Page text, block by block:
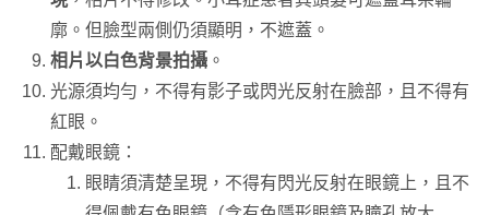
廓。但臉型兩側仍須顯明，不遮蓋。
相片以白色背景拍攝 。
光源須均勻，不得有影子或閃光反射在臉部，且不得有
紅眼。
配戴眼鏡：
眼睛須清楚呈現，不得有閃光反射在眼鏡上，且不